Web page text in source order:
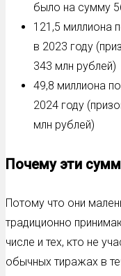
было на сумму
121,5 миллиона
в 2023 году
343 млн рублей)
49,8 миллиона
2024 году
млн рублей)
Почему эти
Потому что они
традиционно
числе и тех, кто не
обычных тиражах в